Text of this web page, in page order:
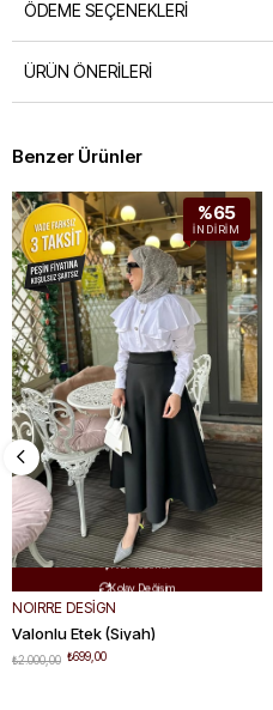
ÖDEME SEÇENEKLERI
ÜRÜN ÖNERILERI
Benzer Ürünler
Ücretsiz Kargo
Hızlı Teslimat
%65
İNDIRIM
NOIRRE DESİGN
Valonlu Etek (Siyah)
₺699,00
₺2.000,00